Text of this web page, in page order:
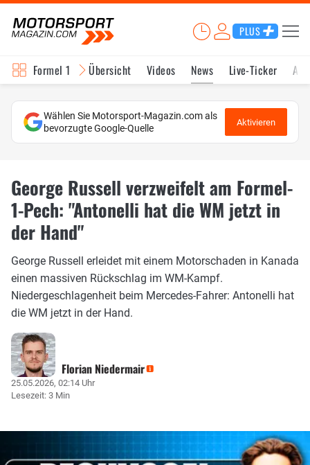
PLUS
Formel 1 Übersicht Videos News Live-Ticker
Wählen Sie Motorsport-Magazin.com als
bevorzugte Google-Quelle
Aktivieren
George Russell verzweifelt am Formel-
1-Pech: "Antonelli hat die WM jetzt in
der Hand"
George Russell erleidet mit einem Motorschaden in Kanada
einen massiven Rückschlag im WM-Kampf.
Niedergeschlagenheit beim Mercedes-Fahrer: Antonelli hat
die WM jetzt in der Hand.
Florian Niedermair
25.05.2026, 02:14 Uhr
Lesezeit: 3 Min